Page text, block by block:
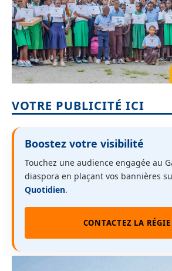
VOTRE PUBLICITÉ ICI
Boostez votre visibilité
Touchez une audience engagée au
diaspora en plaçant vos bannières
Quotidien.
CONTACTEZ LA RÉGIE